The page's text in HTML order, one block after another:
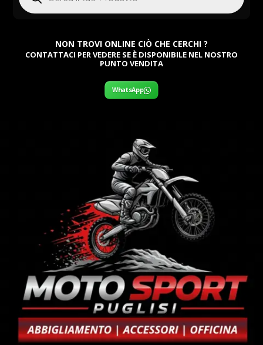
NON TROVI ONLINE CIÒ CHE CERCHI ?
CONTATTACI PER VEDERE SE È DISPONIBILE NEL NOSTRO
PUNTO VENDITA
WhatsApp